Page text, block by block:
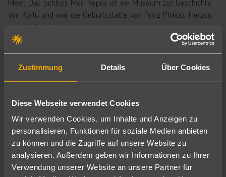
Zustimmung Details Über Cookies
Diese Webseite verwendet Cookies
Wir verwenden Cookies, um Inhalte und Anzeigen zu
personalisieren, Funktionen für soziale Medien anbieten
zu können und die Zugriffe auf unsere Website zu
analysieren. Außerdem geben wir Informationen zu Ihrer
Verwendung unserer Website an unsere Partner für
Meer. Das Schloss Mon Repos ist ein Museum zur Geschichte
von Korfu und war die Geburtsstätte von Prinz Philipp, Herzog
von Edinburgh.
Location
https://maps.app.goo.gl/cBg5A7CdBYskfGfR7